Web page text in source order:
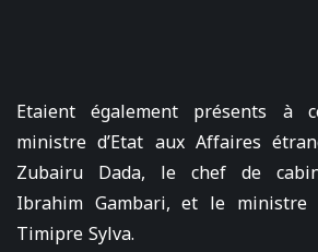
Etaient également présents à
ministre d’Etat aux Affaires
Zubairu Dada, le chef de
Ibrahim Gambari, et le ministre
Timipre Sylva.